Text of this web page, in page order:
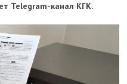
Telegram-канал КГК.